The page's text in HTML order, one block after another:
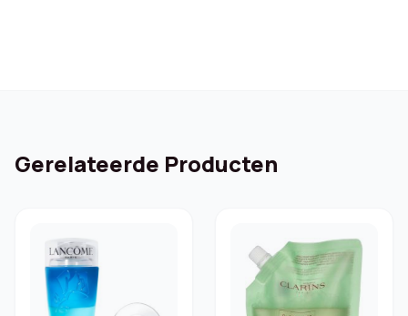
Gerelateerde Producten